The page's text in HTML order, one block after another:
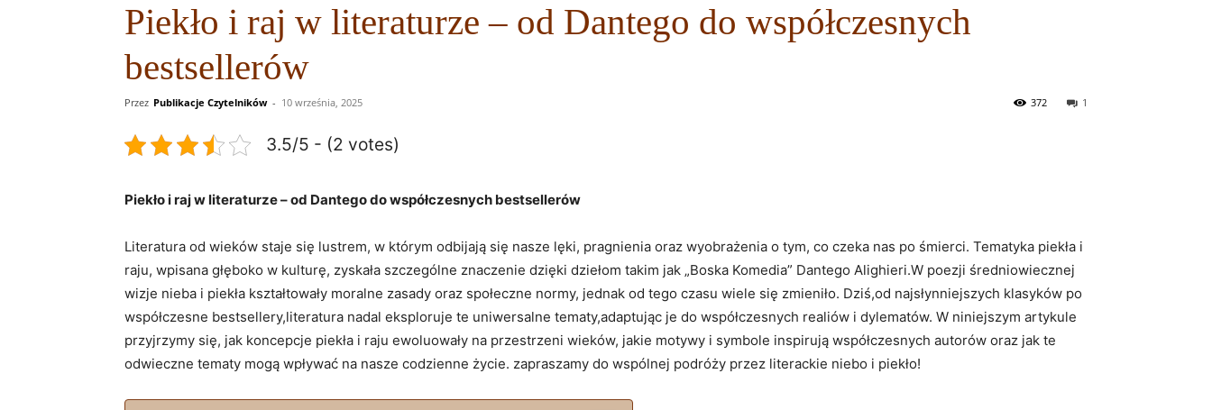
Piekło i raj w literaturze – od Dantego do współczesnych
bestsellerów
Przez Publikacje Czytelników - 10 września, 2025 1
372
3.5/5 - (2 votes)
Piekło i raj ‌w ‍literaturze – od Dantego do⁤ współczesnych bestsellerów
Literatura od wieków staje się lustrem, w którym ‌odbijają się nasze lęki, pragnienia oraz ⁣wyobrażenia ‌o tym, co czeka nas po śmierci. ‌Tematyka piekła i
raju, wpisana głęboko w​ kulturę,⁣ zyskała ⁣szczególne⁢ znaczenie dzięki dziełom ⁤takim jak „Boska Komedia” Dantego Alighieri.W ⁣poezji średniowiecznej
wizje nieba i ⁤piekła kształtowały ‍moralne zasady oraz ‍społeczne normy, ⁤jednak‌ od tego⁣ czasu ​wiele⁤ się zmieniło. Dziś,od najsłynniejszych klasyków po
współczesne bestsellery,literatura‍ nadal eksploruje te uniwersalne ⁣tematy,adaptując je do współczesnych ‍realiów i dylematów. W niniejszym artykule​
przyjrzymy się, jak koncepcje⁣ piekła i raju ewoluowały ⁢na przestrzeni ‌wieków, jakie motywy ⁤i‍ symbole inspirują współczesnych autorów⁢ oraz jak​ te
odwieczne tematy mogą wpływać na nasze codzienne życie. zapraszamy do wspólnej podróży ⁣przez‍ literackie⁢ niebo i‌ piekło!